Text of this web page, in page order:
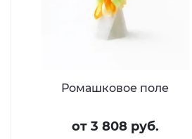
Ромашковое поле
от 3 808 руб.